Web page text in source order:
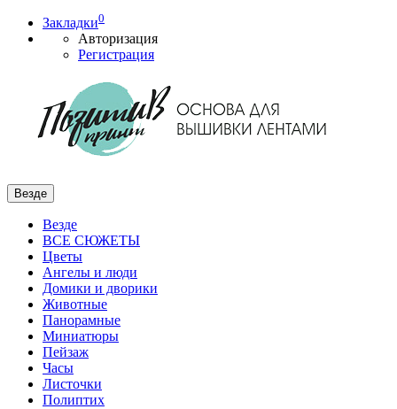
Закладки0
Авторизация
Регистрация
Везде
Везде
ВСЕ СЮЖЕТЫ
Цветы
Ангелы и люди
Домики и дворики
Животные
Панорамные
Миниатюры
Пейзаж
Часы
Листочки
Полиптих